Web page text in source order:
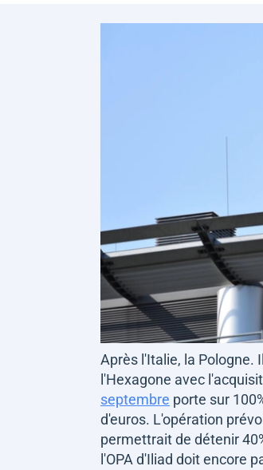
Après l'Italie, la Pologne.
l'Hexagone avec
septembre porte sur
d'euros. L'opération
permettrait de détenir
l'OPA d'Iliad doit encore